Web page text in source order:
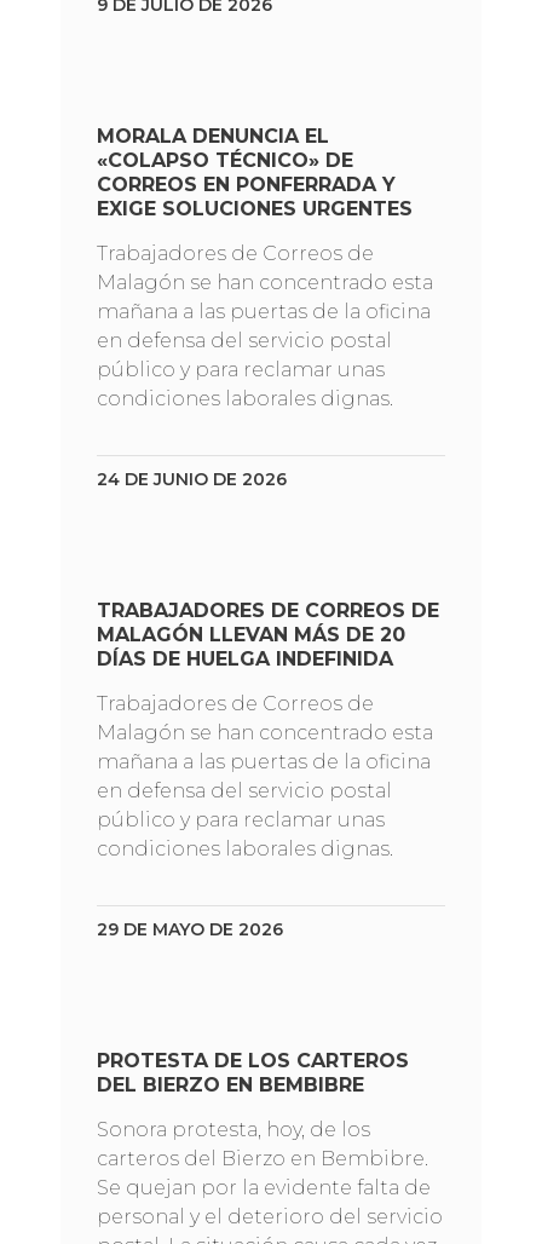
9 DE JULIO DE 2026
MORALA DENUNCIA EL
«COLAPSO TÉCNICO» DE
CORREOS EN PONFERRADA Y
EXIGE SOLUCIONES URGENTES
Trabajadores de Correos de
Malagón se han concentrado esta
mañana a las puertas de la oficina
en defensa del servicio postal
público y para reclamar unas
condiciones laborales dignas.
24 DE JUNIO DE 2026
TRABAJADORES DE CORREOS DE
MALAGÓN LLEVAN MÁS DE 20
DÍAS DE HUELGA INDEFINIDA
Trabajadores de Correos de
Malagón se han concentrado esta
mañana a las puertas de la oficina
en defensa del servicio postal
público y para reclamar unas
condiciones laborales dignas.
29 DE MAYO DE 2026
PROTESTA DE LOS CARTEROS
DEL BIERZO EN BEMBIBRE
Sonora protesta, hoy, de los
carteros del Bierzo en Bembibre.
Se quejan por la evidente falta de
personal y el deterioro del servicio